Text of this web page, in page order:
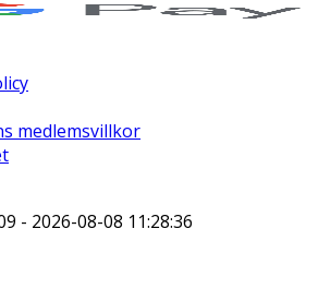
medlemsvillkor
- 2026-08-08 11:28:36